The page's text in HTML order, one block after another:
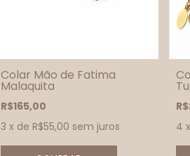
Colar Mão de Fatima
Malaquita
R$165,00
3 x de R$55,00 sem juros
4